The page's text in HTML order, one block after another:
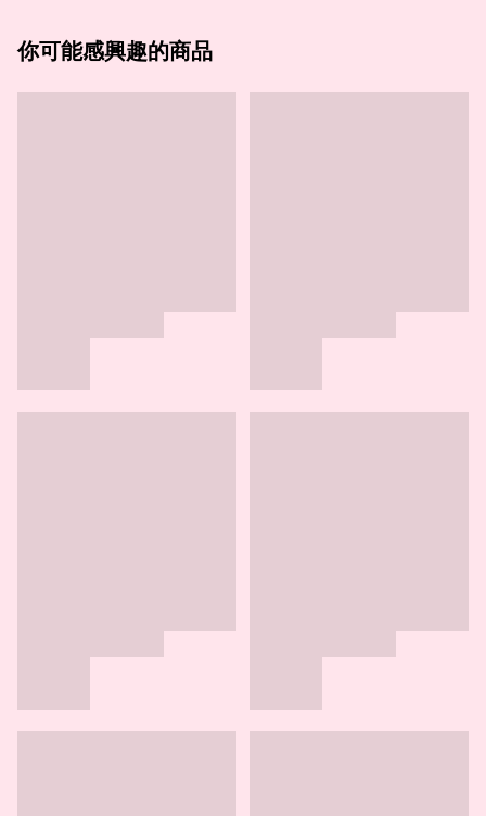
你可能感興趣的商品